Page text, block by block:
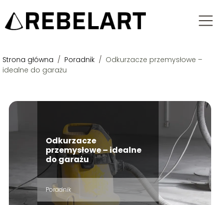
Strona główna / Poradnik / Odkurzacze przemysłowe –
idealne do garażu
Odkurzacze
przemysłowe – idealne
do garażu
Poradnik